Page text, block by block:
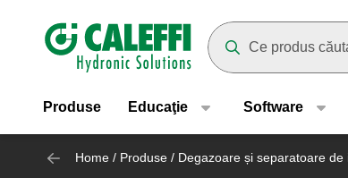
Header main navigation
Produse Educaţie Software
Home / Produse / Degazoare și separatoare de